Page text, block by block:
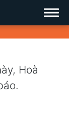
Hoà